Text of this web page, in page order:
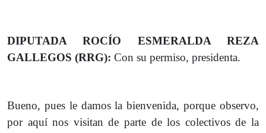
DIPUTADA ROCÍO ESMERALDA REZA
GALLEGOS (RRG): Con su permiso, presidenta.
Bueno, pues le damos la bienvenida, porque observo,
por aquí nos visitan de parte de los colectivos de la